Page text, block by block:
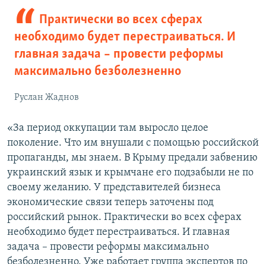
Практически во всех сферах
необходимо будет перестраиваться. И
главная задача – провести реформы
максимально безболезненно
Руслан Жаднов
«За период оккупации там выросло целое
поколение. Что им внушали с помощью российской
пропаганды, мы знаем. В Крыму предали забвению
украинский язык и крымчане его подзабыли не по
своему желанию. У представителей бизнеса
экономические связи теперь заточены под
российский рынок. Практически во всех сферах
необходимо будет перестраиваться. И главная
задача – провести реформы максимально